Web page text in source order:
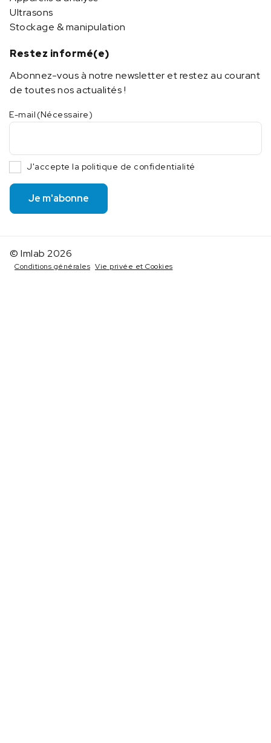
Ultrasons
Stockage & manipulation
Restez informé(e)
Abonnez-vous à notre newsletter et restez au courant
de toutes nos actualités !
E-mail (Nécessaire)
J'accepte la politique de confidentialité
Je m'abonne
© Imlab 2026
Conditions générales Vie privée et Cookies